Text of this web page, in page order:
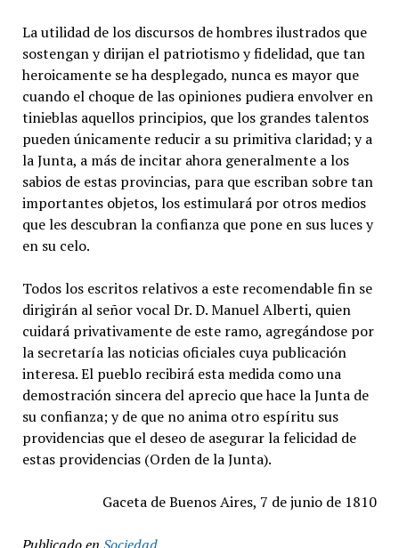
La utilidad de los discursos de hombres ilustrados que
sostengan y dirijan el patriotismo y fidelidad, que tan
heroicamente se ha desplegado, nunca es mayor que
cuando el choque de las opiniones pudiera envolver en
tinieblas aquellos principios, que los grandes talentos
pueden únicamente reducir a su primitiva claridad; y a
la Junta, a más de incitar ahora generalmente a los
sabios de estas provincias, para que escriban sobre tan
importantes objetos, los estimulará por otros medios
que les descubran la confianza que pone en sus luces y
en su celo.
Todos los escritos relativos a este recomendable fin se
dirigirán al señor vocal Dr. D. Manuel Alberti, quien
cuidará privativamente de este ramo, agregándose por
la secretaría las noticias oficiales cuya publicación
interesa. El pueblo recibirá esta medida como una
demostración sincera del aprecio que hace la Junta de
su confianza; y de que no anima otro espíritu sus
providencias que el deseo de asegurar la felicidad de
estas providencias (Orden de la Junta).
Gaceta de Buenos Aires, 7 de junio de 1810